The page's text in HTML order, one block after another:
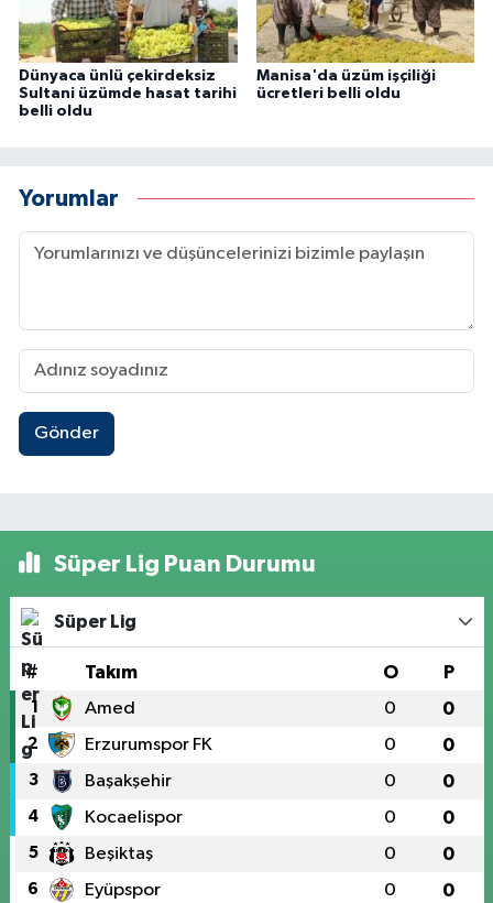
Dünyaca ünlü çekirdeksiz
Sultani üzümde hasat tarihi
belli oldu
Manisa'da üzüm işçiliği
ücretleri belli oldu
Yorumlar
Gönder
Süper Lig Puan Durumu
Süper Lig
# Takım O P
1 Amed 0 0
2 Erzurumspor FK 0 0
3 Başakşehir 0 0
4 Kocaelispor 0 0
5 Beşiktaş 0 0
6 Eyüpspor 0 0